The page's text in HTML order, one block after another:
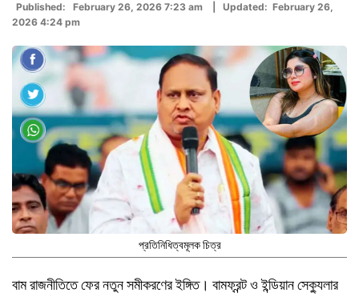
Published: February 26, 2026 7:23 am | Updated: February 26,
2026 4:24 pm
প্রতিনিধিত্বমূলক চিত্র
বাম রাজনীতিতে ফের নতুন সমীকরণের ইঙ্গিত। বামফ্রন্ট ও ইন্ডিয়ান সেক্যুলার